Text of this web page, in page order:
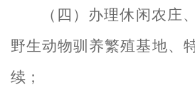
（四）办理休闲农庄
野生动物驯养繁殖基地、
续；